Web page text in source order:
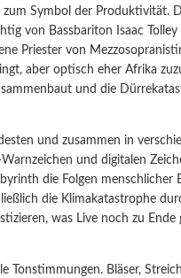
Symbol der Produktivität.
von Bassbariton Isaac
Priester von
aber optisch eher Afrika
und die
und zusammen in
und digitalen
die Folgen menschlicher
die Klimakatastrophe
was Live noch zu Ende
Bläser,